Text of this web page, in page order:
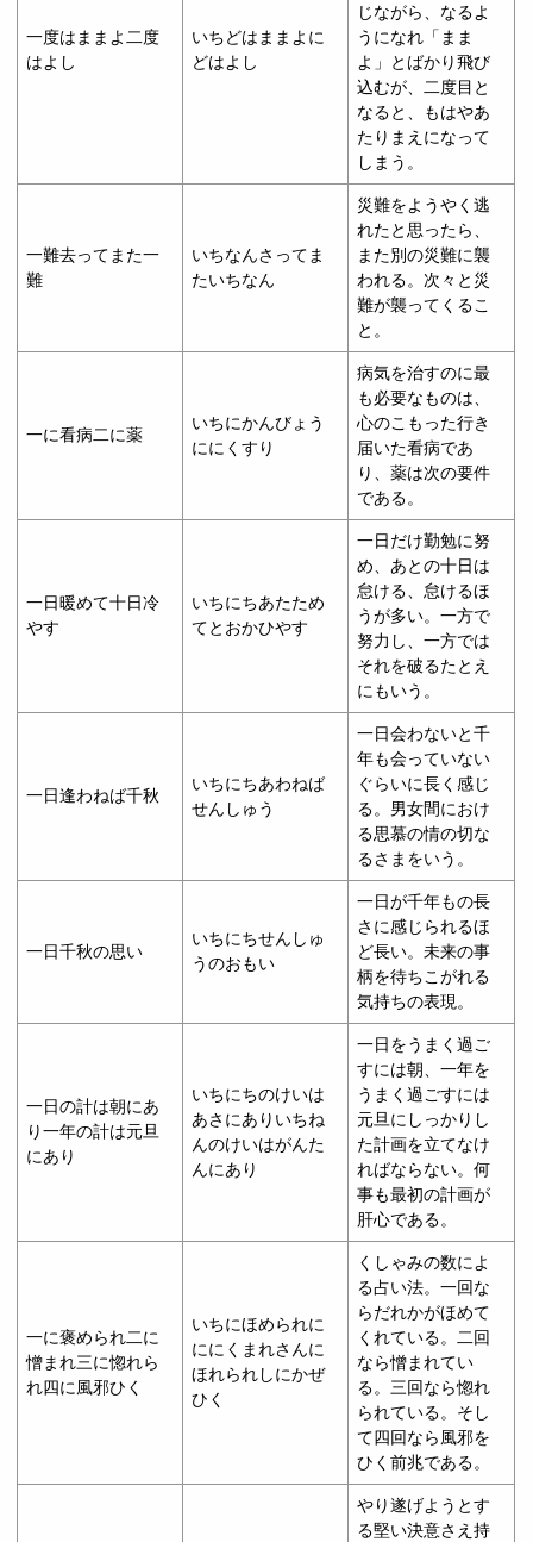
一度はままよ二度
はよし
いちどはままよに
どはよし
じながら、なるよ
うになれ「まま
よ」とばかり飛び
込むが、二度目と
なると、もはやあ
たりまえになって
しまう。
一難去ってまた一
難
いちなんさってま
たいちなん
災難をようやく逃
れたと思ったら、
また別の災難に襲
われる。次々と災
難が襲ってくるこ
と。
一に看病二に薬
いちにかんびょう
ににくすり
病気を治すのに最
も必要なものは、
心のこもった行き
届いた看病であ
り、薬は次の要件
である。
一日暖めて十日冷
やす
いちにちあたため
てとおかひやす
一日だけ勤勉に努
め、あとの十日は
怠ける、怠けるほ
うが多い。一方で
努力し、一方では
それを破るたとえ
にもいう。
一日逢わねば千秋
いちにちあわねば
せんしゅう
一日会わないと千
年も会っていない
ぐらいに長く感じ
る。男女間におけ
る思慕の情の切な
るさまをいう。
一日千秋の思い
いちにちせんしゅ
うのおもい
一日が千年もの長
さに感じられるほ
ど長い。未来の事
柄を待ちこがれる
気持ちの表現。
一日の計は朝にあ
り一年の計は元旦
にあり
いちにちのけいは
あさにありいちね
んのけいはがんた
んにあり
一日をうまく過ご
すには朝、一年を
うまく過ごすには
元旦にしっかりし
た計画を立てなけ
ればならない。何
事も最初の計画が
肝心である。
一に褒められ二に
憎まれ三に惚れら
れ四に風邪ひく
いちにほめられに
ににくまれさんに
ほれられしにかぜ
ひく
くしゃみの数によ
る占い法。一回な
らだれかがほめて
くれている。二回
なら憎まれてい
る。三回なら惚れ
られている。そし
て四回なら風邪を
ひく前兆である。
やり遂げようとす
る堅い決意さえ持